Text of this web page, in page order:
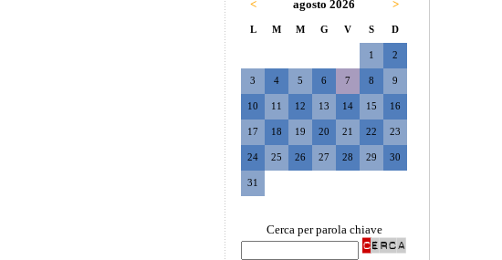
< agosto 2026 >
L M M G V S D
1 2
3 4 5 6 7 8 9
10 11 12 13 14 15 16
17 18 19 20 21 22 23
24 25 26 27 28 29 30
31
Cerca per parola chiave